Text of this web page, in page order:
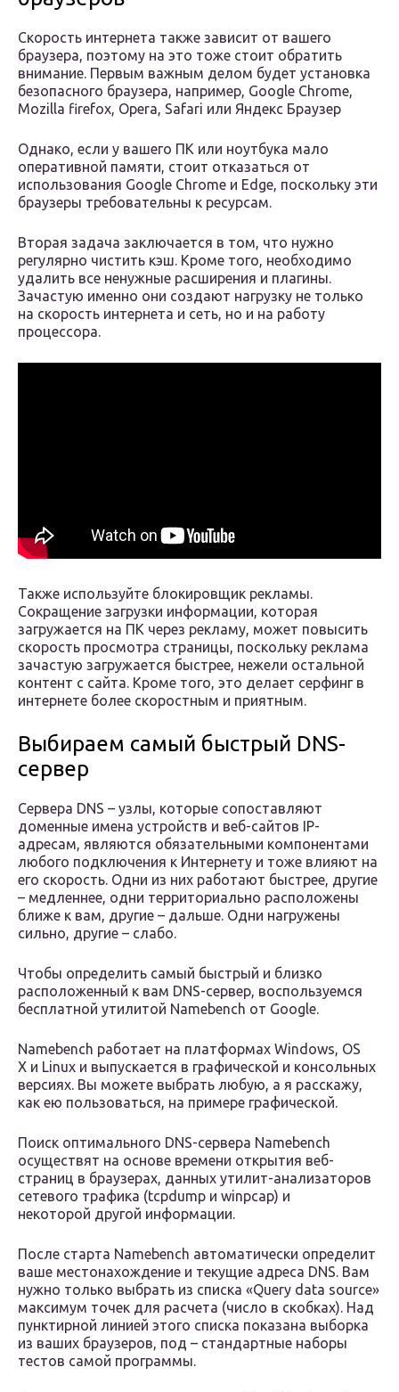
Скорость интернета также зависит от вашего
браузера, поэтому на это тоже стоит обратить
внимание. Первым важным делом будет установка
безопасного браузера, например, Google Chrome,
Mozilla firefox, Opera, Safari или Яндекс Браузер
Однако, если у вашего ПК или ноутбука мало
оперативной памяти, стоит отказаться от
использования Google Chrome и Edge, поскольку эти
браузеры требовательны к ресурсам.
Вторая задача заключается в том, что нужно
регулярно чистить кэш. Кроме того, необходимо
удалить все ненужные расширения и плагины.
Зачастую именно они создают нагрузку не только
на скорость интернета и сеть, но и на работу
процессора.
Также используйте блокировщик рекламы.
Сокращение загрузки информации, которая
загружается на ПК через рекламу, может повысить
скорость просмотра страницы, поскольку реклама
зачастую загружается быстрее, нежели остальной
контент с сайта. Кроме того, это делает серфинг в
интернете более скоростным и приятным.
Выбираем самый быстрый DNS-
сервер
Сервера DNS – узлы, которые сопоставляют
доменные имена устройств и веб-сайтов IP-
адресам, являются обязательными компонентами
любого подключения к Интернету и тоже влияют на
его скорость. Одни из них работают быстрее, другие
– медленнее, одни территориально расположены
ближе к вам, другие – дальше. Одни нагружены
сильно, другие – слабо.
Чтобы определить самый быстрый и близко
расположенный к вам DNS-сервер, воспользуемся
бесплатной утилитой Namebench от Google.
Namebench работает на платформах Windows, OS
X и Linux и выпускается в графической и консольных
версиях. Вы можете выбрать любую, а я расскажу,
как ею пользоваться, на примере графической.
Поиск оптимального DNS-сервера Namebench
осуществят на основе времени открытия веб-
страниц в браузерах, данных утилит-анализаторов
сетевого трафика (tcpdump и winpcap) и
некоторой другой информации.
После старта Namebench автоматически определит
ваше местонахождение и текущие адреса DNS. Вам
нужно только выбрать из списка «Query data source»
максимум точек для расчета (число в скобках). Над
пунктирной линией этого списка показана выборка
из ваших браузеров, под – стандартные наборы
тестов самой программы.